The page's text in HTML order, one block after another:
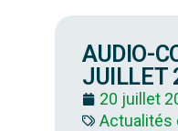
AUDIO-
JUILLET
20 juillet
Actualités